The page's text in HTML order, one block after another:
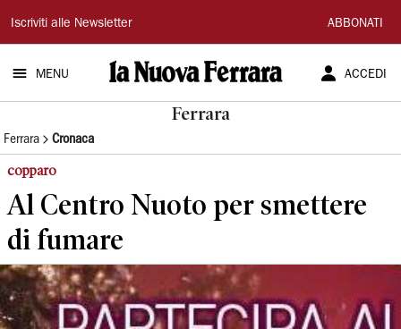
La
Nuova
Ferrara
Iscriviti alle Newsletter ABBONATI
MENU ACCEDI
Ferrara
Ferrara Cronaca
copparo
Al Centro Nuoto per smettere
di fumare